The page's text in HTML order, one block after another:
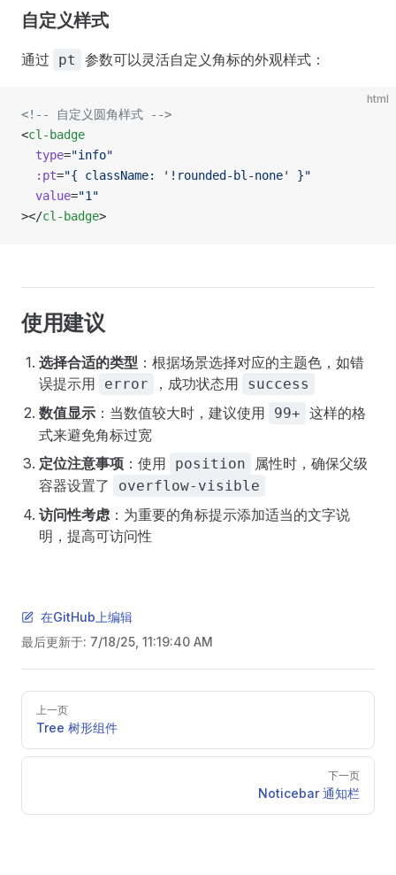
自定义样式
通过 pt 参数可以灵活自定义角标的外观样式：
html
<!-- 自定义圆角样式 -->
<cl-badge
  type
="info"
  :pt
="{ className: '!rounded-bl-none' }"
  value
="1"
></cl-badge>
使用建议
选择合适的类型 ：根据场景选择对应的主题色，如错
误提示用
error ，成功状态用 success
数值显示 ：当数值较大时，建议使用 99+ 这样的格
式来避免角标过宽
定位注意事项 ：使用 position
属性时，确保父级
容器设置了
overflow-visible
访问性考虑：为重要的角标提示添加适当的文字说
明，提高可访问性
在GitHub上编辑
最后更新于: 7/18/25, 11:19:40 AM
Pager
上一页
Tree 树形组件
下一页
Noticebar 通知栏